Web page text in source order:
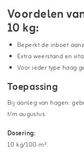
Voordelen
10 kg:
Beperkt de inboet
Extra weerstand en
Voor ieder type haag
Toepassing
Bij aanleg van hagen:
t/m augustus.
Dosering:
10 kg/100 m².